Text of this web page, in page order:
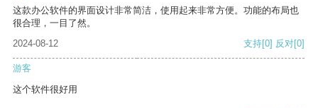
这款办公软件的界面设计非常简洁，使用起来非常方便。功能的布局也
很合理，一目了然。
2024-08-12
支持[0] 反对[0]
游客
这个软件很好用